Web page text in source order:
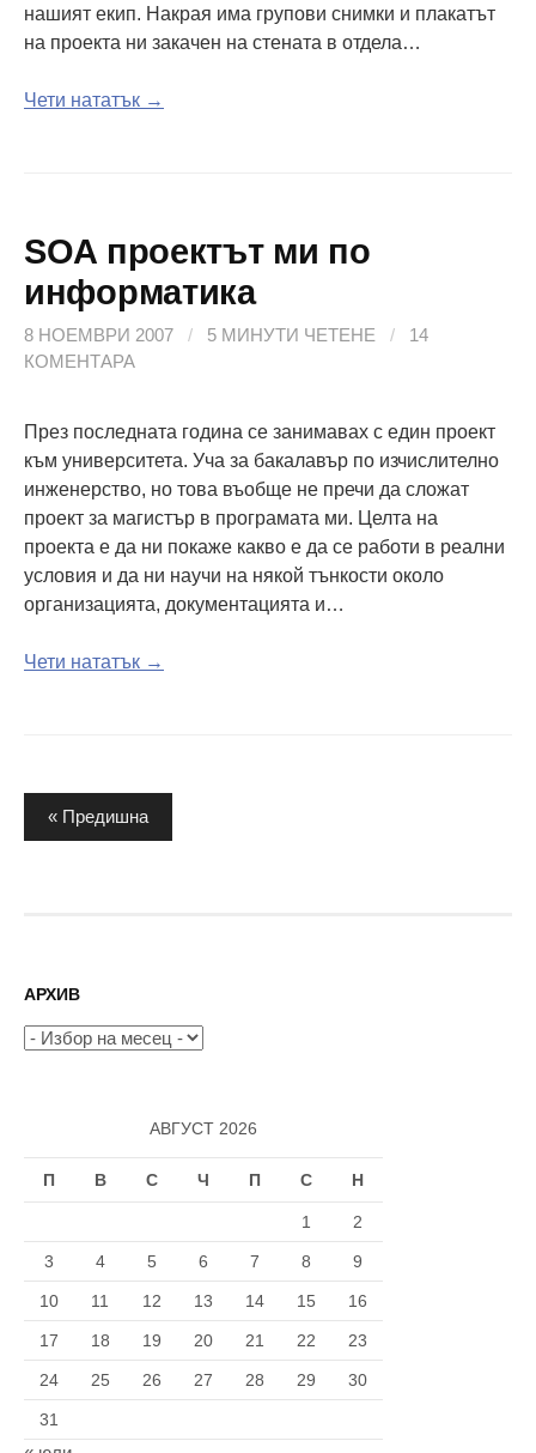
нашият екип. Накрая има групови снимки и плакатът
на проекта ни закачен на стената в отдела…
Чети нататък →
SOA проектът ми по
информатика
8 НОЕМВРИ 2007 / 5 МИНУТИ ЧЕТЕНЕ /
14
КОМЕНТАРА
През последната година се занимавах с един проект
към университета. Уча за бакалавър по изчислително
инженерство, но това въобще не пречи да сложат
проект за магистър в програмата ми. Целта на
проекта е да ни покаже какво е да се работи в реални
условия и да ни научи на някой тънкости около
организацията, документацията и…
Чети нататък →
Разделяне
на
« Предишна
АРХИВ
Архив
АВГУСТ 2026
П В С Ч П С Н
1 2
3 4 5 6 7 8 9
10 11 12 13 14 15 16
17 18 19 20 21 22 23
24 25 26 27 28 29 30
31